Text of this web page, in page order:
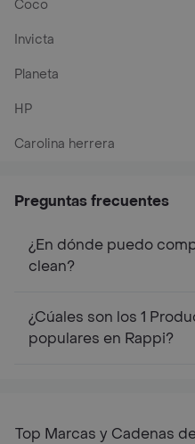
Coco
Invicta
Planeta
HP
Carolina herrera
Preguntas frecuentes
¿En dónde puedo
clean?
¿Cúales son los 1
populares en Rappi?
Top Marcas y Cadenas